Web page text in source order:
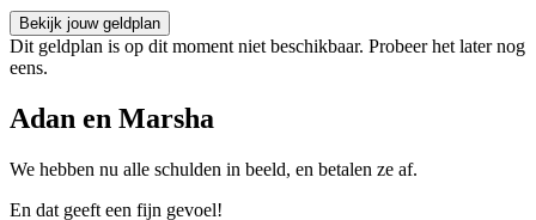
Bekijk jouw geldplan
Dit geldplan is op dit moment niet beschikbaar. Probeer het later nog
eens.
Adan en Marsha
We hebben nu alle schulden in beeld, en betalen ze af.
En dat geeft een fijn gevoel!